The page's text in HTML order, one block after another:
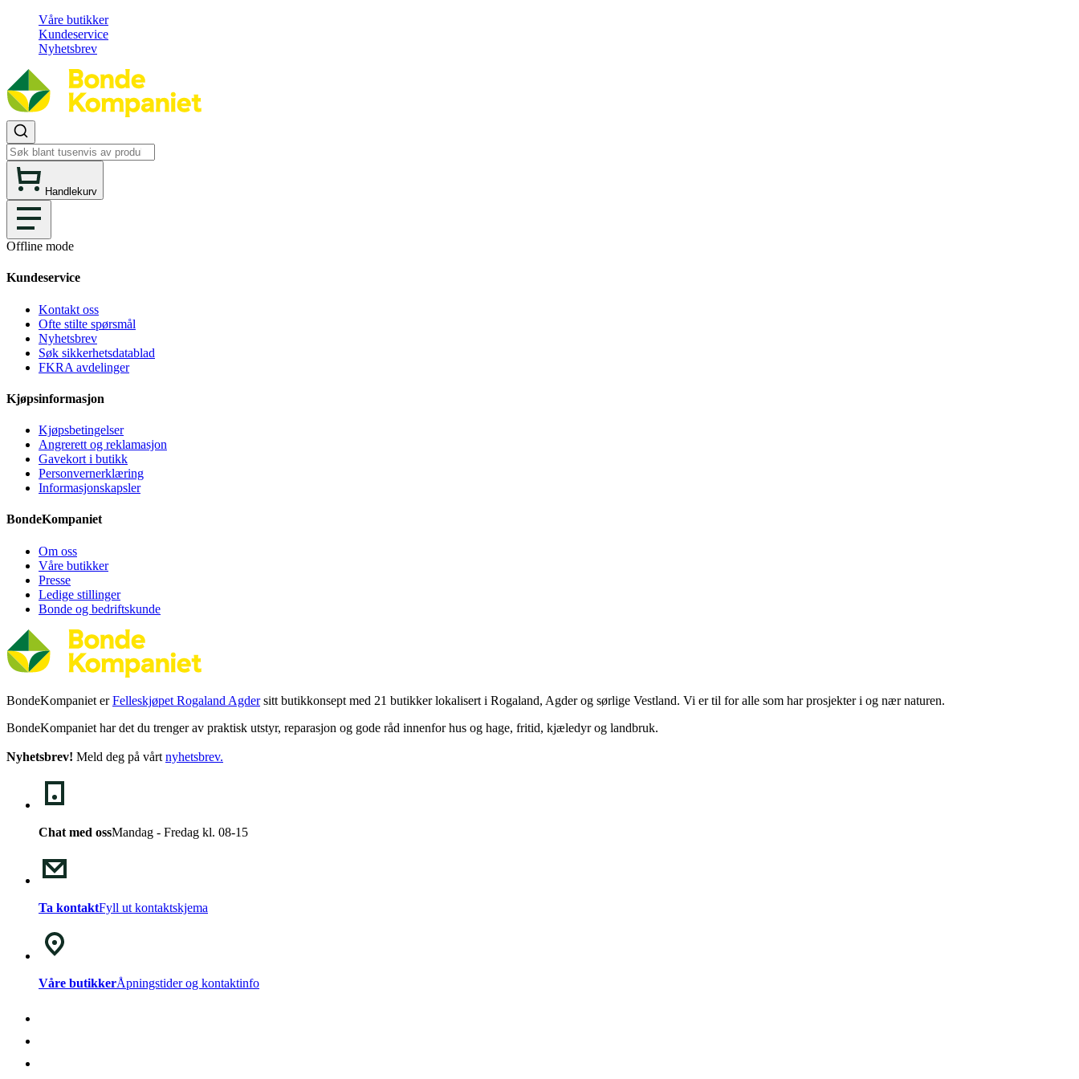
Våre butikker
Kundeservice
Nyhetsbrev
Handlekurv
Offline mode
Kundeservice
Kontakt oss
Ofte stilte spørsmål
Nyhetsbrev
Søk sikkerhetsdatablad
FKRA avdelinger
Kjøpsinformasjon
Kjøpsbetingelser
Angrerett og reklamasjon
Gavekort i butikk
Personvernerklæring
Informasjonskapsler
BondeKompaniet
Om oss
Våre butikker
Presse
Ledige stillinger
Bonde og bedriftskunde
BondeKompaniet erFelleskjøpet Rogaland Agdersitt butikkonsept med 21 butikker lokalisert i Rogaland, Agder og sørlige Vestland. Vi er til for alle som har prosjekter i og nær naturen.
BondeKompaniet har det du trenger av praktisk utstyr, reparasjon og gode råd innenfor hus og hage, fritid, kjæledyr og landbruk.
Nyhetsbrev! Meld deg på vårt nyhetsbrev.
Chat med ossMandag - Fredag kl. 08-15
Ta kontaktFyll ut kontaktskjema
Våre butikkerÅpningstider og kontaktinfo